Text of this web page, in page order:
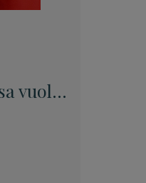
vuole